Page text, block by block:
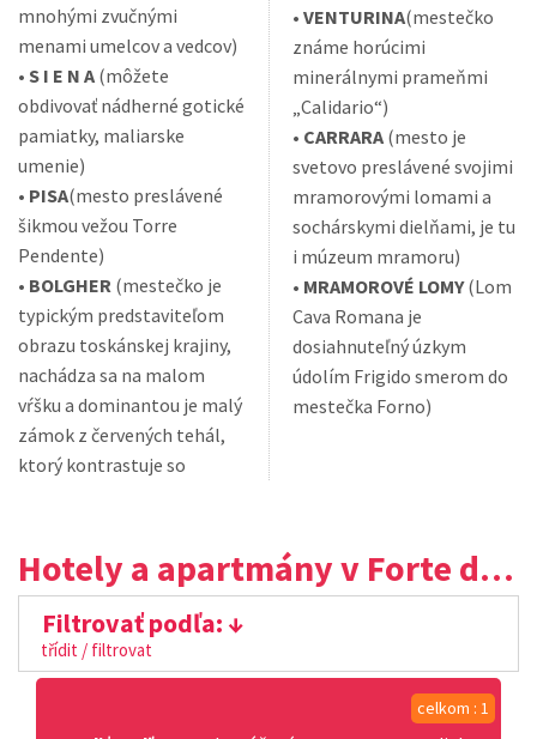
mnohými zvučnými
menami umelcov a vedcov)
• S I E N A (môžete
obdivovať nádherné gotické
pamiatky, maliarske
umenie)
• PISA(mesto preslávené
šikmou vežou Torre
Pendente)
• BOLGHER (mestečko je
typickým predstaviteľom
obrazu toskánskej krajiny,
nachádza sa na malom
vŕšku a dominantou je malý
zámok z červených tehál,
ktorý kontrastuje so
• VENTURINA(mestečko
známe horúcimi
minerálnymi prameňmi
„Calidario“)
• CARRARA (mesto je
svetovo preslávené svojimi
mramorovými lomami a
sochárskymi dielňami, je tu
i múzeum mramoru)
• MRAMOROVÉ LOMY(Lom
Cava Romana je
dosiahnuteľný úzkym
údolím Frigido smerom do
mestečka Forno)
Hotely a apartmány v Forte dei Marmi
Filtrovať podľa:
třídit / filtrovat
celkom : 1